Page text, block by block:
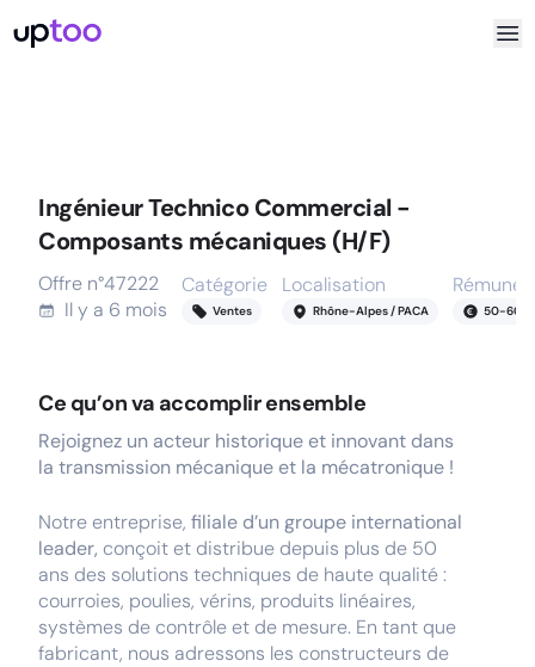
Ingénieur Technico Commercial -
Composants mécaniques (H/F)
Offre n°47222
Il y a 6 mois
Catégorie
Ventes
Localisation
Rhône-Alpes / PACA 50-60
Ce qu’on va accomplir ensemble
Rejoignez un acteur historique et innovant dans
la transmission mécanique et la mécatronique !
Notre entreprise, filiale d’un groupe international
leader, conçoit et distribue depuis plus de 50
ans des solutions techniques de haute qualité :
courroies, poulies, vérins, produits linéaires,
systèmes de contrôle et de mesure. En tant que
fabricant, nous adressons les constructeurs de